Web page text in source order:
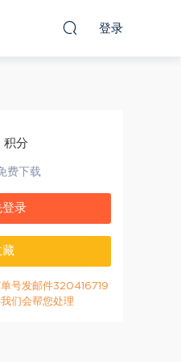
登录
积分
费下载
登录
藏
号发邮件320416719
们会帮您处理